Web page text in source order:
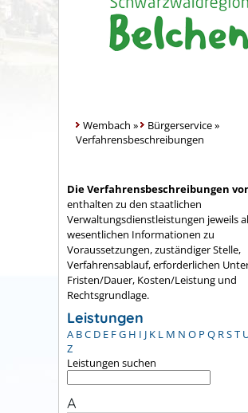
Wembach » Bürgerservice»
Verfahrensbeschreibungen
Die Verfahrensbeschreibungen
enthalten zu den staatlichen
Verwaltungsdienstleistungen jeweils
wesentlichen Informationen zu
Voraussetzungen, zuständiger Stelle,
Verfahrensablauf, erforderlichen
Fristen/Dauer, Kosten/Leistung und
Rechtsgrundlage.
Leistungen
A BC D E FG H I J K L M N O P Q RST
Z
Leistungen suchen
A